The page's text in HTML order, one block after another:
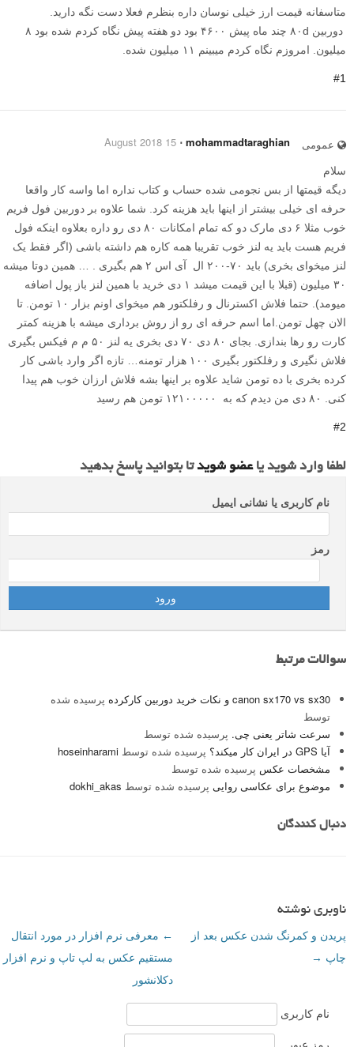
متاسفانه قیمت ارز خیلی نوسان داره بنظرم فعلا دست نگه دارید.
دوربین ۸۰d چند ماه پیش ۴۶۰۰ بود دو هفته پیش نگاه کردم شده بود ۸
میلیون. امروزم نگاه کردم میبینم ۱۱ میلیون شده.
#1
عمومی mohammadtaraghian
⋅
15 August 2018
سلام
دیگه قیمتها از بس نجومی شده حساب و کتاب نداره اما واسه کار واقعا
حرفه ای خیلی بیشتر از اینها باید هزینه کرد. شما علاوه بر دوربین فول فریم
خوب مثلا ۶ دی مارک دو که تمام امکانات ۸۰ دی رو داره بعلاوه اینکه فول
فریم هست باید یه لنز خوب تقریبا همه کاره هم داشته باشی (اگر فقط یک
لنز میخوای بخری) باید ۷۰-۲۰۰ ال آی اس ۲ هم بگیری . … همین دوتا میشه
۳۰ میلیون (قبلا با این قیمت میشد ۱ دی خرید با همین لنز باز پول اضافه
میومد). حتما فلاش اکسترنال و رفلکتور هم میخوای اونم بزار ۱۰ تومن. تا
الان چهل تومن.اما اسم حرفه ای رو از روش برداری میشه با هزینه کمتر
کارت رو رها بندازی. بجای ۸۰ دی ۷۰ دی بخری یه لنز ۵۰ م م فیکس بگیری
فلاش نگیری و رفلکتور بگیری ۱۰۰ هزار تومنه… تازه اگر وارد باشی کار
کرده بخری با ده تومن شاید علاوه بر اینها بشه فلاش ارزان خوب هم پیدا
کنی. ۸۰ دی من دیدم که به ۱۲۱۰۰۰۰۰ تومن هم رسید
#2
لطفا وارد شوید یاعضو شویدتا بتوانید پاسخ بدهید
نام کاربری یا نشانی ایمیل
رمز
سوالات مرتبط
canon sx170 vs sx30 و نکات خرید دوربین کارکرده
پرسیده شده
توسط
سرعت شاتر یعنی چی. پرسیده شده توسط
آیا GPS در ایران کار میکند؟
پرسیده شده توسط hoseinharami
مشخصات عکس پرسیده شده توسط
موضوع برای عکاسی روایی پرسیده شده توسط dokhi_akas
دنبال کنندگان
ناوبری نوشته
← معرفی نرم افزار در مورد انتقال
مستقیم عکس به لپ تاپ و نرم افزار
دکلانشور
پریدن و کمرنگ شدن عکس بعد از
چاپ →
نام کاربری